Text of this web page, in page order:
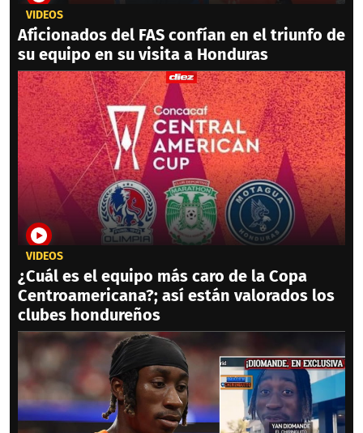
VIDEOS
Aficionados del FAS confían en el triunfo de
su equipo en su visita a Honduras
VIDEOS
¿Cuál es el equipo más caro de la Copa
Centroamericana?; así están valorados los
clubes hondureños